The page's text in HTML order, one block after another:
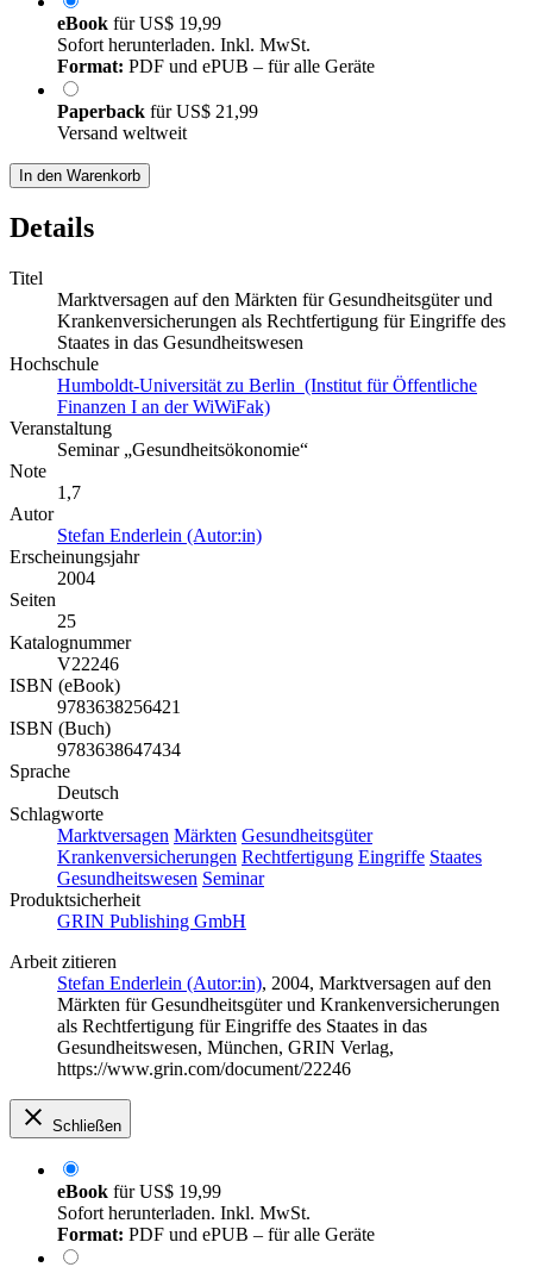
eBook fürUS$ 19,99
Sofort herunterladen. Inkl. MwSt.
Format: PDF und ePUB – für alle Geräte
Paperback fürUS$ 21,99
Versand weltweit
In den Warenkorb
Details
Titel
Marktversagen auf den Märkten für Gesundheitsgüter und
Krankenversicherungen als Rechtfertigung für Eingriffe des
Staates in das Gesundheitswesen
Hochschule
Humboldt-Universität zu Berlin (Institut für Öffentliche
Finanzen I an der WiWiFak)
Veranstaltung
Seminar „Gesundheitsökonomie“
Note
1,7
Autor
Stefan Enderlein (Autor:in)
Erscheinungsjahr
2004
Seiten
25
Katalognummer
V22246
ISBN (eBook)
9783638256421
ISBN (Buch)
9783638647434
Sprache
Deutsch
Schlagworte
Marktversagen Märkten Gesundheitsgüter
Krankenversicherungen Rechtfertigung Eingriffe Staates
Gesundheitswesen Seminar
Produktsicherheit
GRIN Publishing GmbH
Arbeit zitieren
Stefan Enderlein (Autor:in), 2004, Marktversagen auf den
Märkten für Gesundheitsgüter und Krankenversicherungen
als Rechtfertigung für Eingriffe des Staates in das
Gesundheitswesen, München, GRIN Verlag,
https://www.grin.com/document/22246
Schließen
eBook fürUS$ 19,99
Sofort herunterladen. Inkl. MwSt.
Format: PDF und ePUB – für alle Geräte